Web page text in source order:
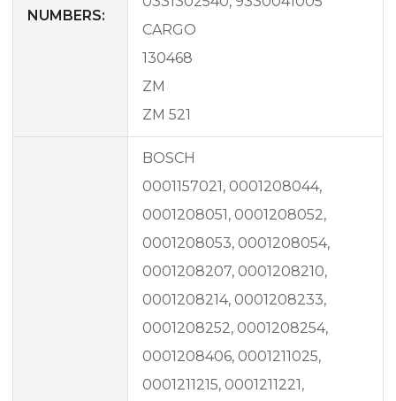
NUMBERS:
CARGO
130468
ZM
ZM 521
BOSCH
0001157021, 0001208044,
0001208051, 0001208052,
0001208053, 0001208054,
0001208207, 0001208210,
0001208214, 0001208233,
0001208252, 0001208254,
0001208406, 0001211025,
0001211215, 0001211221,